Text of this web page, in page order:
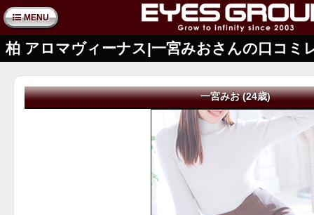
MENU
柏 アロマヴィーナス|一宮みおさんの口コミ
一宮みお (24歳)